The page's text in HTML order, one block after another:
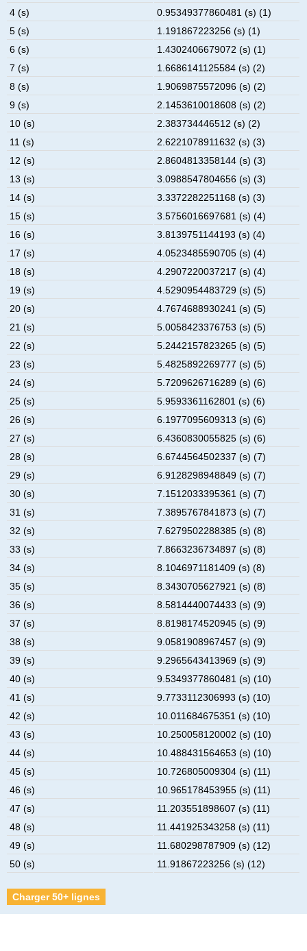
4 (s)
0.95349377860481 (s) (1)
5 (s)
1.191867223256 (s) (1)
6 (s)
1.4302406679072 (s) (1)
7 (s)
1.6686141125584 (s) (2)
8 (s)
1.9069875572096 (s) (2)
9 (s)
2.1453610018608 (s) (2)
10 (s)
2.383734446512 (s) (2)
11 (s)
2.6221078911632 (s) (3)
12 (s)
2.8604813358144 (s) (3)
13 (s)
3.0988547804656 (s) (3)
14 (s)
3.3372282251168 (s) (3)
15 (s)
3.5756016697681 (s) (4)
16 (s)
3.8139751144193 (s) (4)
17 (s)
4.0523485590705 (s) (4)
18 (s)
4.2907220037217 (s) (4)
19 (s)
4.5290954483729 (s) (5)
20 (s)
4.7674688930241 (s) (5)
21 (s)
5.0058423376753 (s) (5)
22 (s)
5.2442157823265 (s) (5)
23 (s)
5.4825892269777 (s) (5)
24 (s)
5.7209626716289 (s) (6)
25 (s)
5.9593361162801 (s) (6)
26 (s)
6.1977095609313 (s) (6)
27 (s)
6.4360830055825 (s) (6)
28 (s)
6.6744564502337 (s) (7)
29 (s)
6.9128298948849 (s) (7)
30 (s)
7.1512033395361 (s) (7)
31 (s)
7.3895767841873 (s) (7)
32 (s)
7.6279502288385 (s) (8)
33 (s)
7.8663236734897 (s) (8)
34 (s)
8.1046971181409 (s) (8)
35 (s)
8.3430705627921 (s) (8)
36 (s)
8.5814440074433 (s) (9)
37 (s)
8.8198174520945 (s) (9)
38 (s)
9.0581908967457 (s) (9)
39 (s)
9.2965643413969 (s) (9)
40 (s)
9.5349377860481 (s) (10)
41 (s)
9.7733112306993 (s) (10)
42 (s)
10.011684675351 (s) (10)
43 (s)
10.250058120002 (s) (10)
44 (s)
10.488431564653 (s) (10)
45 (s)
10.726805009304 (s) (11)
46 (s)
10.965178453955 (s) (11)
47 (s)
11.203551898607 (s) (11)
48 (s)
11.441925343258 (s) (11)
49 (s)
11.680298787909 (s) (12)
50 (s)
11.91867223256 (s) (12)
Charger 50+ lignes